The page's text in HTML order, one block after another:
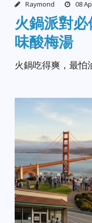
Raymond 08
火鍋派對
味酸梅湯
火鍋吃得爽，最怕